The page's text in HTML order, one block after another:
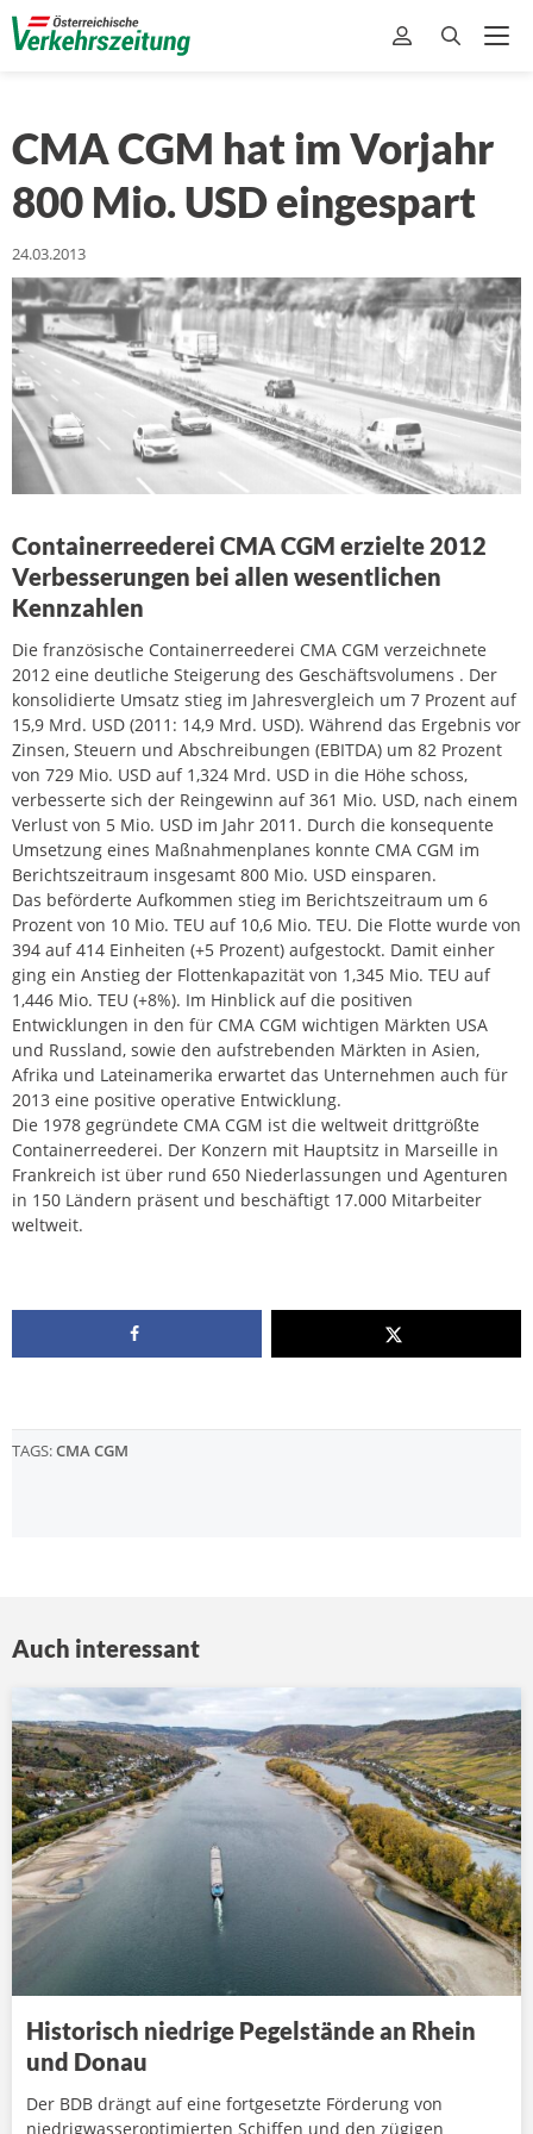
CMA CGM hat im Vorjahr
800 Mio. USD eingespart
24.03.2013
Containerreederei CMA CGM erzielte 2012
Verbesserungen bei allen wesentlichen
Kennzahlen
Die französische Containerreederei CMA CGM verzeichnete
2012 eine deutliche Steigerung des Geschäftsvolumens . Der
konsolidierte Umsatz stieg im Jahresvergleich um 7 Prozent auf
15,9 Mrd. USD (2011: 14,9 Mrd. USD). Während das Ergebnis vor
Zinsen, Steuern und Abschreibungen (EBITDA) um 82 Prozent
von 729 Mio. USD auf 1,324 Mrd. USD in die Höhe schoss,
verbesserte sich der Reingewinn auf 361 Mio. USD, nach einem
Verlust von 5 Mio. USD im Jahr 2011. Durch die konsequente
Umsetzung eines Maßnahmenplanes konnte CMA CGM im
Berichtszeitraum insgesamt 800 Mio. USD einsparen.
Das beförderte Aufkommen stieg im Berichtszeitraum um 6
Prozent von 10 Mio. TEU auf 10,6 Mio. TEU. Die Flotte wurde von
394 auf 414 Einheiten (+5 Prozent) aufgestockt. Damit einher
ging ein Anstieg der Flottenkapazität von 1,345 Mio. TEU auf
1,446 Mio. TEU (+8%). Im Hinblick auf die positiven
Entwicklungen in den für CMA CGM wichtigen Märkten USA
und Russland, sowie den aufstrebenden Märkten in Asien,
Afrika und Lateinamerika erwartet das Unternehmen auch für
2013 eine positive operative Entwicklung.
Die 1978 gegründete CMA CGM ist die weltweit drittgrößte
Containerreederei. Der Konzern mit Hauptsitz in Marseille in
Frankreich ist über rund 650 Niederlassungen und Agenturen
in 150 Ländern präsent und beschäftigt 17.000 Mitarbeiter
weltweit.
TAGS:CMA CGM
Auch interessant
Historisch niedrige Pegelstände an Rhein
und Donau
Der BDB drängt auf eine fortgesetzte Förderung von
niedrigwasseroptimierten Schiffen und den zügigen